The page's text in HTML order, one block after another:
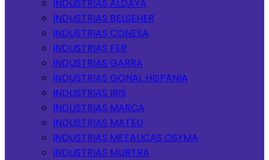
INDUSTRIAS ALDAYA
INDUSTRIAS BELSEHER
INDUSTRIAS CONESA
INDUSTRIAS FER
INDUSTRIAS GARRA
INDUSTRIAS GONAL HISPANIA
INDUSTRIAS IRIS
INDUSTRIAS MARCA
INDUSTRIAS MATEU
INDUSTRIAS METALICAS OSYMA
INDUSTRIAS MURTRA